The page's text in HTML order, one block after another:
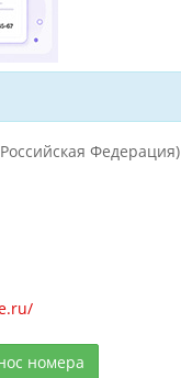
Федерация)
номера